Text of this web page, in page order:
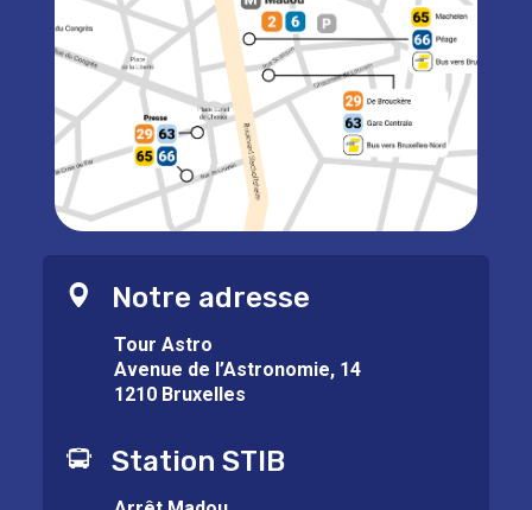
Notre adresse
Tour Astro
Avenue de l’Astronomie, 14
1210 Bruxelles
Station STIB